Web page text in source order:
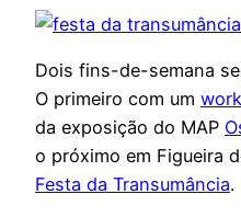
Dois fins-de-semana
O primeiro com um
da exposição do MAP
o próximo em Figueira
Festa da Transumância.